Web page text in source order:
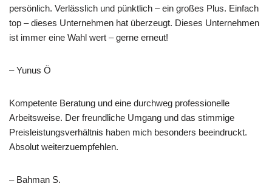
persönlich. Verlässlich und pünktlich – ein großes Plus. Einfach
top – dieses Unternehmen hat überzeugt. Dieses Unternehmen
ist immer eine Wahl wert – gerne erneut!
– Yunus Ö
Kompetente Beratung und eine durchweg professionelle
Arbeitsweise. Der freundliche Umgang und das stimmige
Preisleistungsverhältnis haben mich besonders beeindruckt.
Absolut weiterzuempfehlen.
– Bahman S.